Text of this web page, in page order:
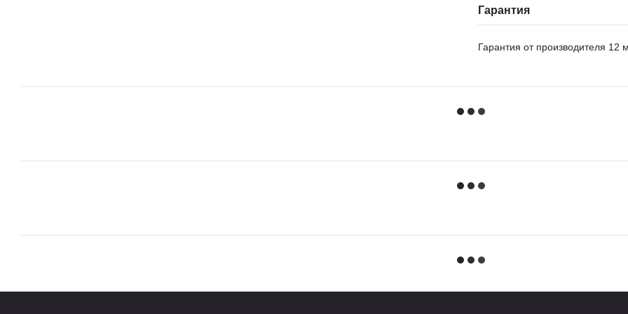
Гарантия
Гарантия от производителя 12